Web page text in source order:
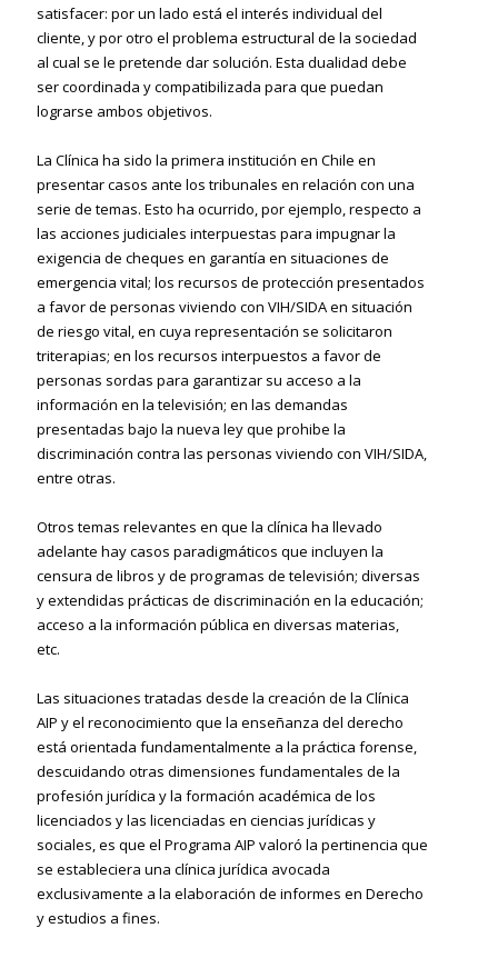
satisfacer: por un lado está el interés individual del
cliente, y por otro el problema estructural de la sociedad
al cual se le pretende dar solución. Esta dualidad debe
ser coordinada y compatibilizada para que puedan
lograrse ambos objetivos.
La Clínica ha sido la primera institución en Chile en
presentar casos ante los tribunales en relación con una
serie de temas. Esto ha ocurrido, por ejemplo, respecto a
las acciones judiciales interpuestas para impugnar la
exigencia de cheques en garantía en situaciones de
emergencia vital; los recursos de protección presentados
a favor de personas viviendo con VIH/SIDA en situación
de riesgo vital, en cuya representación se solicitaron
triterapias; en los recursos interpuestos a favor de
personas sordas para garantizar su acceso a la
información en la televisión; en las demandas
presentadas bajo la nueva ley que prohibe la
discriminación contra las personas viviendo con VIH/SIDA,
entre otras.
Otros temas relevantes en que la clínica ha llevado
adelante hay casos paradigmáticos que incluyen la
censura de libros y de programas de televisión; diversas
y extendidas prácticas de discriminación en la educación;
acceso a la información pública en diversas materias,
etc.
Las situaciones tratadas desde la creación de la Clínica
AIP y el reconocimiento que la enseñanza del derecho
está orientada fundamentalmente a la práctica forense,
descuidando otras dimensiones fundamentales de la
profesión jurídica y la formación académica de los
licenciados y las licenciadas en ciencias jurídicas y
sociales, es que el Programa AIP valoró la pertinencia que
se estableciera una clínica jurídica avocada
exclusivamente a la elaboración de informes en Derecho
y estudios a fines.